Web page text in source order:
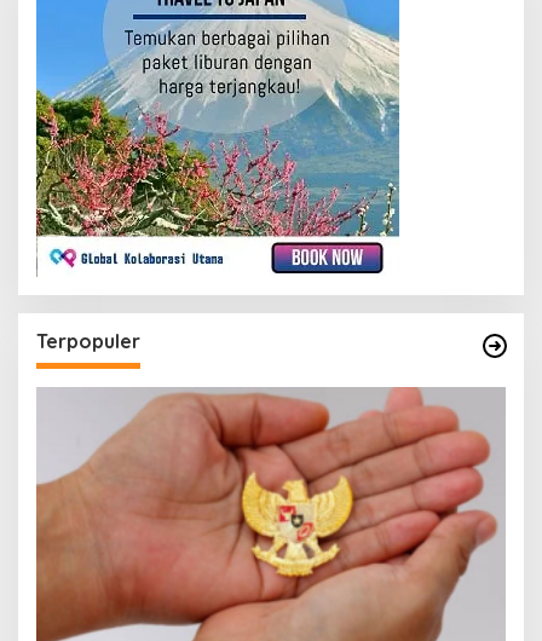
Terpopuler